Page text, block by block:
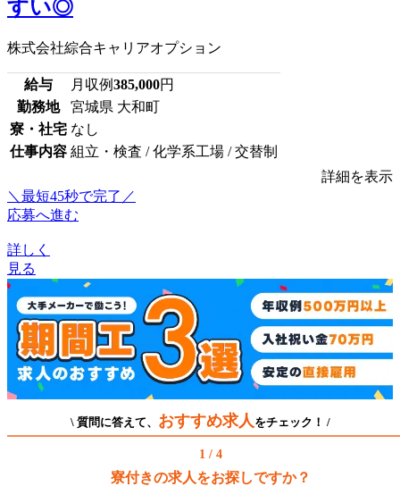
すい◎
株式会社綜合キャリアオプション
給与 月収例385,000円
勤務地
宮城県 大和町
寮・社宅 なし
仕事内容 組立・検査 / 化学系工場 / 交替制
詳細を表示
＼最短45秒で完了／
応募へ進む
詳しく
見る
\ 質問に答えて、 おすすめ求人 をチェック！ /
1 / 4
寮付きの求人をお探しですか？